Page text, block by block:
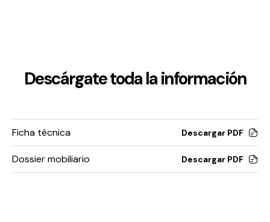
Cómo llegar
Contacto
Actualidad
Descárgate toda la información
Ficha técnica Descargar PDF
Dossier mobiliario Descargar PDF